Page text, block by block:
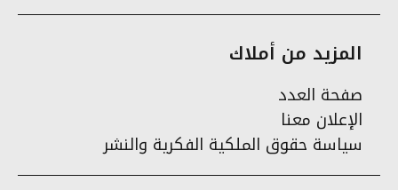
المزيد من أملاك
صفحة العدد
الإعلان معنا
سياسة حقوق الملكية الفكرية والنشر